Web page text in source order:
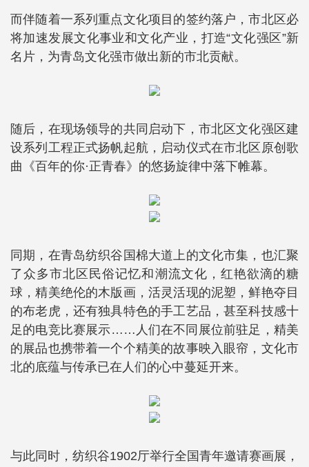
而伴随着一系列重点文化项目的签约落户，市北区必
将加速发展文化事业和文化产业，打造“文化强区”新
名片，为青岛文化强市做出新的市北贡献。
随后，在现场领导的共同启动下，市北区文化强区建
设系列工程正式扬帆起航，启动仪式在市北区原创歌
曲《百年的你·正青春》的悠扬旋律中落下帷幕。
同期，在青岛纺织谷国棉大道上的文化市集，也汇聚
了众多市北区民俗记忆和潮流文化，红艳欲滴的糖
球，精美绝伦的木版画，活灵活现的泥塑，鲜艳夺目
的布老虎，还有独具特色的手工艺品，甚至科技感十
足的电竞比赛展示……人们在不同展位前驻足，精美
的展品也携带着一个个精美的故事映入眼帘，文化市
北的底蕴与传承已在人们的心中蔓延开来。
与此同时，纺织谷1902厅举行全国青年邀请赛画展，